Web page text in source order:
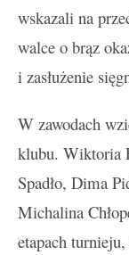
wskazali na
walce o brąz
i zasłużenie
W zawodach
klubu. Wiktoria
Spadło, Dima
Michalina
etapach